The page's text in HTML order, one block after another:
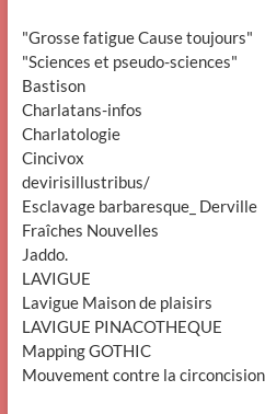
"Grosse fatigue Cause toujours"
"Sciences et pseudo-sciences"
Bastison
Charlatans-infos
Charlatologie
Cincivox
devirisillustribus/
Esclavage barbaresque_ Derville
Fraîches Nouvelles
Jaddo.
LAVIGUE
Lavigue Maison de plaisirs
LAVIGUE PINACOTHEQUE
Mapping GOTHIC
Mouvement contre la